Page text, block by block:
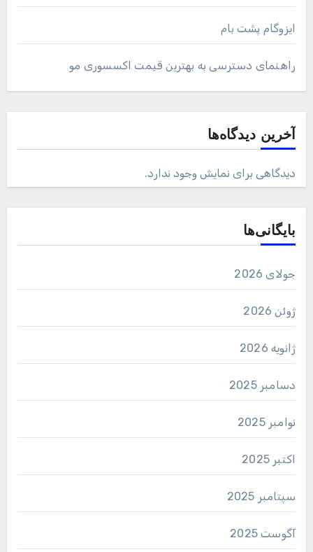
ایزوگام پشت بام
راهنمای دسترسی به بهترین قیمت اکسسوری مو
آخرین دیدگاه‌ها
دیدگاهی برای نمایش وجود ندارد.
بایگانی‌ها
جولای 2026
ژوئن 2026
ژانویه 2026
دسامبر 2025
نوامبر 2025
اکتبر 2025
سپتامبر 2025
آگوست 2025